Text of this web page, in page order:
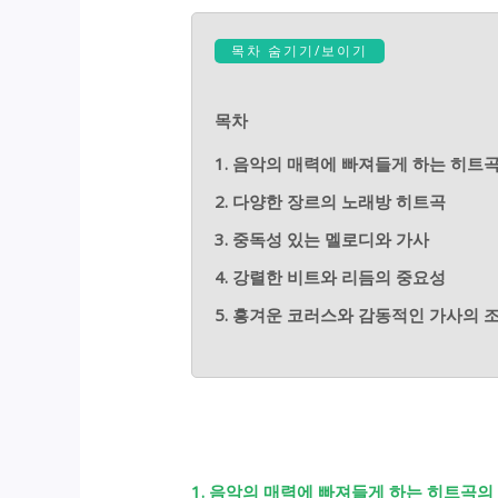
목차 숨기기/보이기
목차
1. 음악의 매력에 빠져들게 하는 히트
2. 다양한 장르의 노래방 히트곡
3. 중독성 있는 멜로디와 가사
4. 강렬한 비트와 리듬의 중요성
5. 흥겨운 코러스와 감동적인 가사의
1. 음악의 매력에 빠져들게 하는 히트곡의